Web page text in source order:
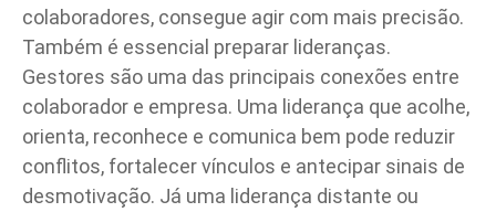
colaboradores, consegue agir com mais precisão.
Também é essencial preparar lideranças.
Gestores são uma das principais conexões entre
colaborador e empresa. Uma liderança que acolhe,
orienta, reconhece e comunica bem pode reduzir
conflitos, fortalecer vínculos e antecipar sinais de
desmotivação. Já uma liderança distante ou